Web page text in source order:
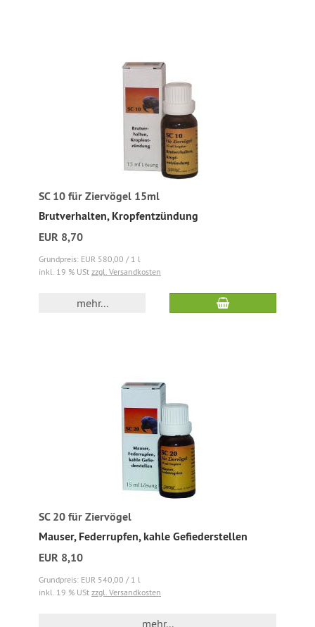
SC 10 für Ziervögel 15ml
Brutverhalten, Kropfentzündung
EUR 8,70
Grundpreis: EUR 580,00 / 1 l
inkl. 19 % USt zzgl. Versandkosten
mehr...
SC 20 für Ziervögel
Mauser, Federrupfen, kahle Gefiederstellen
EUR 8,10
Grundpreis: EUR 540,00 / 1 l
inkl. 19 % USt zzgl. Versandkosten
mehr...